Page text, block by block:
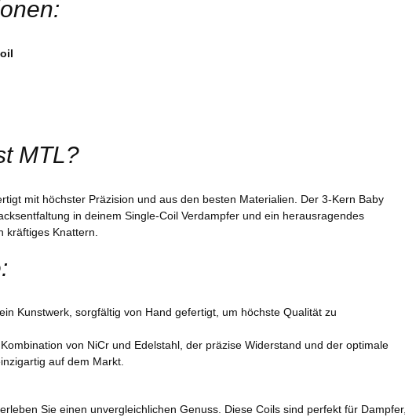
MTL?
mit höchster Präzision und aus den besten Materialien. Der 3-Kern Baby
in deinem Single-Coil Verdampfer und ein herausragendes
kräftiges Knattern.
Kunstwerk, sorgfältig von Hand gefertigt, um höchste Qualität zu
von NiCr und Edelstahl, der präzise Widerstand und der optimale
auf dem Markt.
Sie einen unvergleichlichen Genuss. Diese Coils sind perfekt für Dampfer,